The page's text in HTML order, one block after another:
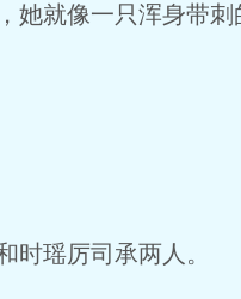
她就像一只浑身带刺
瑶厉司承两人。